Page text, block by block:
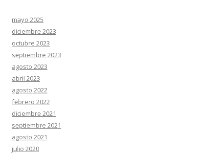
mayo 2025
diciembre 2023
octubre 2023
septiembre 2023
agosto 2023
abril 2023
agosto 2022
febrero 2022
diciembre 2021
septiembre 2021
agosto 2021
julio 2020